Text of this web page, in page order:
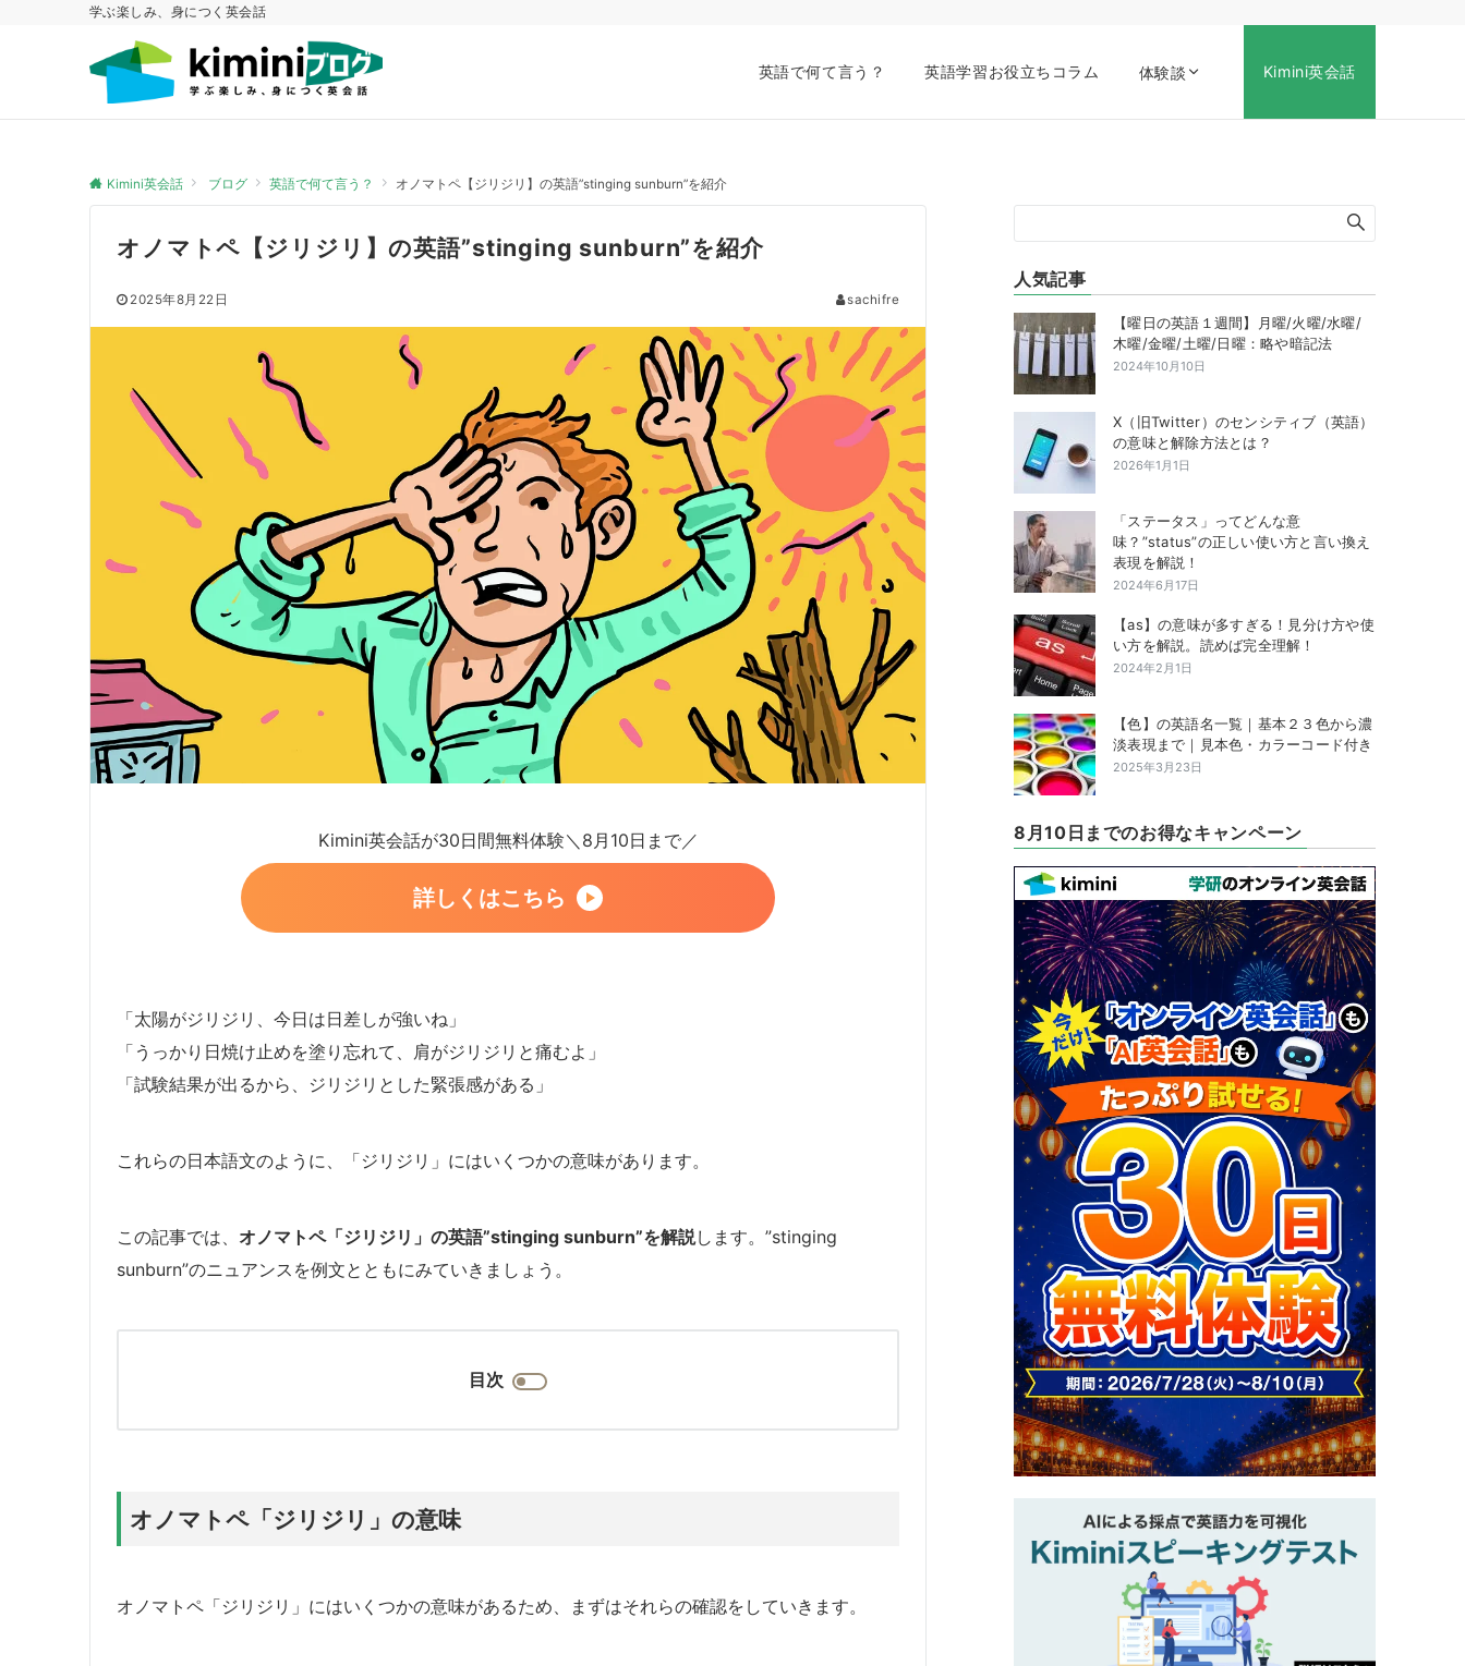
学ぶ楽しみ、身につく英会話
英語で何て言う？ 英語学習お役立ちコラム 体験談 Kimini英会話
Kimini英会話 ブログ 英語で何て言う？ オノマトペ【ジリジリ】の英語”stinging sunburn”を紹介
オノマトペ【ジリジリ】の英語”stinging sunburn”を紹介
2025年8月22日 sachifre
Kimini英会話が30日間無料体験＼8月10日まで／
詳しくはこちら
「太陽がジリジリ、今日は日差しが強いね」
「うっかり日焼け止めを塗り忘れて、肩がジリジリと痛むよ」
「試験結果が出るから、ジリジリとした緊張感がある」
これらの日本語文のように、「ジリジリ」にはいくつかの意味があります。
この記事では、 オノマトペ「ジリジリ」の英語”stinging sunburn”を解説します。”stinging
sunburn”のニュアンスを例文とともにみていきましょう。
目次
オノマトペ「ジリジリ」の意味
オノマトペ「ジリジリ」にはいくつかの意味があるため、まずはそれらの確認をしていきます。
人気記事
【曜日の英語１週間】月曜/火曜/水曜/
木曜/金曜/土曜/日曜：略や暗記法
2024年10月10日
X（旧Twitter）のセンシティブ（英語）
の意味と解除方法とは？
2026年1月1日
「ステータス」ってどんな意
味？”status”の正しい使い方と言い換え
表現を解説！
2024年6月17日
【as】の意味が多すぎる！見分け方や使
い方を解説。読めば完全理解！
2024年2月1日
【色】の英語名一覧｜基本２３色から濃
淡表現まで｜見本色・カラーコード付き
2025年3月23日
8月10日までのお得なキャンペーン